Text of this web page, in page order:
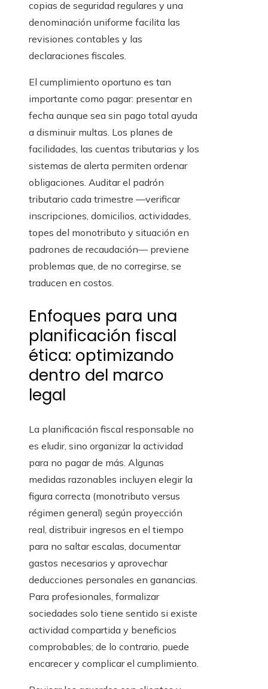
copias de seguridad regulares y una
denominación uniforme facilita las
revisiones contables y las
declaraciones fiscales.
El cumplimiento oportuno es tan
importante como pagar: presentar en
fecha aunque sea sin pago total ayuda
a disminuir multas. Los planes de
facilidades, las cuentas tributarias y los
sistemas de alerta permiten ordenar
obligaciones. Auditar el padrón
tributario cada trimestre —verificar
inscripciones, domicilios, actividades,
topes del monotributo y situación en
padrones de recaudación— previene
problemas que, de no corregirse, se
traducen en costos.
Enfoques para una
planificación fiscal
ética: optimizando
dentro del marco
legal
La planificación fiscal responsable no
es eludir, sino organizar la actividad
para no pagar de más. Algunas
medidas razonables incluyen elegir la
figura correcta (monotributo versus
régimen general) según proyección
real, distribuir ingresos en el tiempo
para no saltar escalas, documentar
gastos necesarios y aprovechar
deducciones personales en ganancias.
Para profesionales, formalizar
sociedades solo tiene sentido si existe
actividad compartida y beneficios
comprobables; de lo contrario, puede
encarecer y complicar el cumplimiento.